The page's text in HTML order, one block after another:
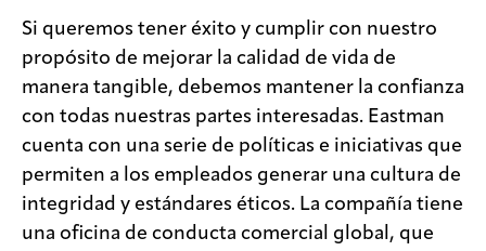
Si queremos tener éxito y cumplir con nuestro
propósito de mejorar la calidad de vida de
manera tangible, debemos mantener la confianza
con todas nuestras partes interesadas. Eastman
cuenta con una serie de políticas e iniciativas que
permiten a los empleados generar una cultura de
integridad y estándares éticos. La compañía tiene
una oficina de conducta comercial global, que